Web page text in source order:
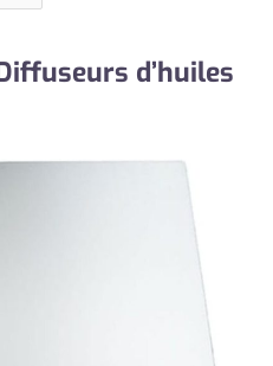
d’huiles